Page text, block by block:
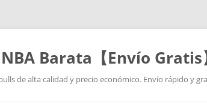
Barata【Envío Gratis
de alta calidad y precio económico. Envío rápido y